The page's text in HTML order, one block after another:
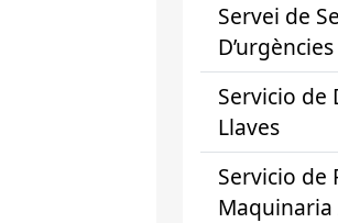
Servei de
D’urgències
Servicio de
Llaves
Servicio de
Maquinaria